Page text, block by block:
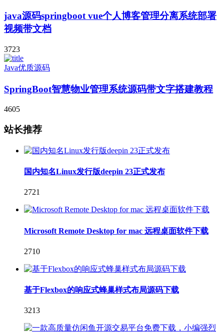
java源码springboot vue个人博客管理分离系统部署
视频带文档
3723
Java优质源码
SpringBoot智慧物业管理系统源码带文字搭建教程
4605
站长推荐
国内知名Linux发行版deepin 23正式发布
2721
Microsoft Remote Desktop for mac 远程桌面软件下载
2710
基于Flexbox的响应式蜂巢样式布局源码下载
3213